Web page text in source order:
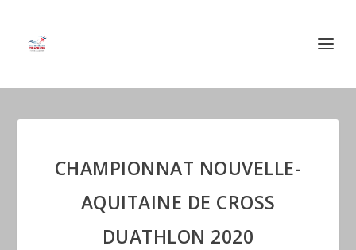
CHAMPIONNAT NOUVELLE-
AQUITAINE DE CROSS
DUATHLON 2020